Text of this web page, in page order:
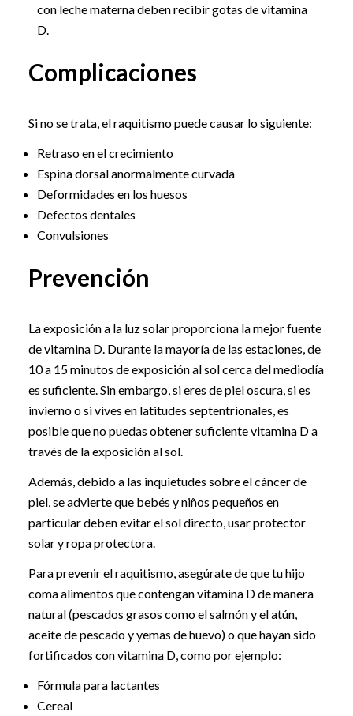
con leche materna deben recibir gotas de vitamina
D.
Complicaciones
Si no se trata, el raquitismo puede causar lo siguiente:
Retraso en el crecimiento
Espina dorsal anormalmente curvada
Deformidades en los huesos
Defectos dentales
Convulsiones
Prevención
La exposición a la luz solar proporciona la mejor fuente
de vitamina D. Durante la mayoría de las estaciones, de
10 a 15 minutos de exposición al sol cerca del mediodía
es suficiente. Sin embargo, si eres de piel oscura, si es
invierno o si vives en latitudes septentrionales, es
posible que no puedas obtener suficiente vitamina D a
través de la exposición al sol.
Además, debido a las inquietudes sobre el cáncer de
piel, se advierte que bebés y niños pequeños en
particular deben evitar el sol directo, usar protector
solar y ropa protectora.
Para prevenir el raquitismo, asegúrate de que tu hijo
coma alimentos que contengan vitamina D de manera
natural (pescados grasos como el salmón y el atún,
aceite de pescado y yemas de huevo) o que hayan sido
fortificados con vitamina D, como por ejemplo:
Fórmula para lactantes
Cereal